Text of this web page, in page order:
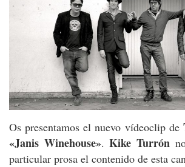
Os presentamos el nuevo vídeoclip de
«Janis Winehouse».Kike Turrón
particular prosa el contenido de esta